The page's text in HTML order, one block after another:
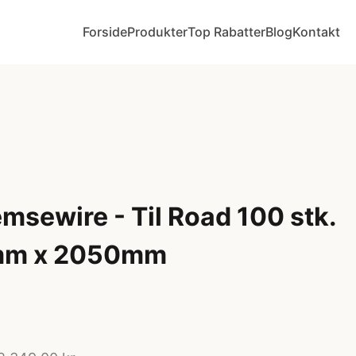
ForsideProdukterTop RabatterBlogKontakt
- Til Road 100 stk.
x 2050mm